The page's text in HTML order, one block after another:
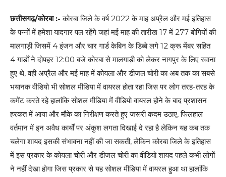
छत्तीसगढ़/कोरबा :- कोरबा जिले के वर्ष 2022 के माह अप्रैल और मई इतिहास
के पन्नों में हमेशा यादगार पल रहेंगे जहां मई माह की तारीख 17 में 277 बोगियों की
मालगाड़ी जिसमें 4 इंजन और चार गार्ड केबिन के डिब्बे लगे 12 क्रू मेंबर सहित
4 गार्डों ने दोपहर 12:00 बजे कोरबा से मालगाड़ी को लेकर नागपुर के लिए रवाना
हुए थे, वही अप्रैल और मई माह में कोयला और डीजल चोरी का अब तक का सबसे
भयानक वीडियो भी सोशल मीडिया में वायरल होता रहा जिस पर लोग तरह-तरह के
कमेंट करते रहे हालांकि सोशल मीडिया में वीडियो वायरल होने के बाद प्रशासन
हरकत में आया और मौके का निरीक्षण करते हुए जरूरी कदम उठाए, फिलहाल
वर्तमान में इन अवैध कार्यों पर अंकुश लगता दिखाई दे रहा है लेकिन यह कब तक
चलेगा शायद इसकी संभावना नहीं की जा सकती, लेकिन कोरबा जिले के इतिहास
में इस प्रकार के कोयला चोरी और डीजल चोरी का वीडियो शायद पहले कभी लोगों
ने नहीं देखा होगा जिस प्रकार से यह सोशल मीडिया में वायरल हुआ था हालांकि